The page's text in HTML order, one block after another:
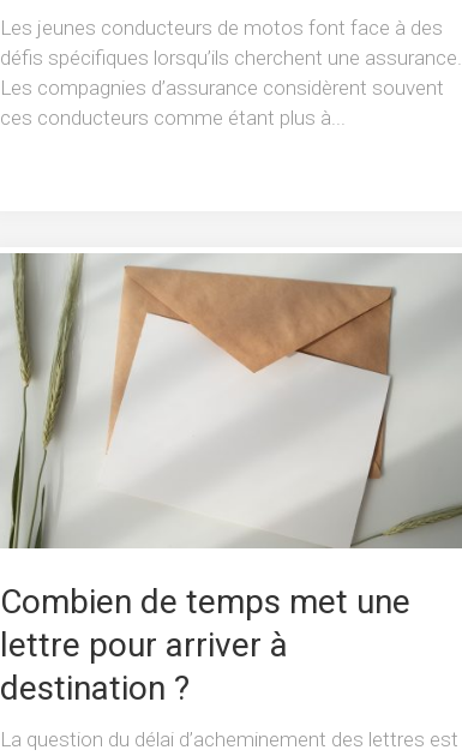
Les jeunes conducteurs de motos font face à des
défis spécifiques lorsqu’ils cherchent une assurance.
Les compagnies d’assurance considèrent souvent
ces conducteurs comme étant plus à...
Combien de temps met une
lettre pour arriver à
destination ?
La question du délai d’acheminement des lettres est